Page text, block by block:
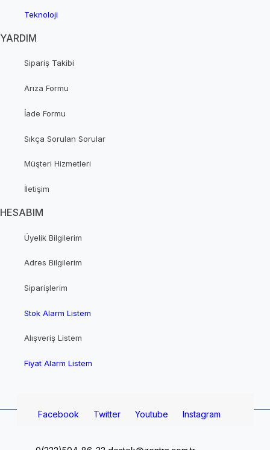
Teknoloji
YARDIM
Sipariş Takibi
Arıza Formu
İade Formu
Sıkça Sorulan Sorular
Müşteri Hizmetleri
İletişim
HESABIM
Üyelik Bilgilerim
Adres Bilgilerim
Siparişlerim
Stok Alarm Listem
Alışveriş Listem
Fiyat Alarm Listem
Facebook Twitter Youtube Instagram